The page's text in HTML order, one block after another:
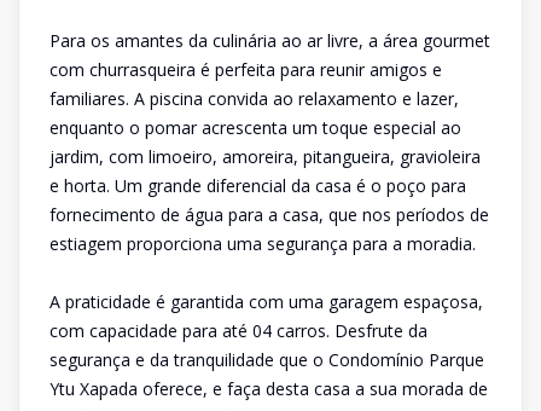
Para os amantes da culinária ao ar livre, a área gourmet
com churrasqueira é perfeita para reunir amigos e
familiares. A piscina convida ao relaxamento e lazer,
enquanto o pomar acrescenta um toque especial ao
jardim, com limoeiro, amoreira, pitangueira, gravioleira
e horta. Um grande diferencial da casa é o poço para
fornecimento de água para a casa, que nos períodos de
estiagem proporciona uma segurança para a moradia.
A praticidade é garantida com uma garagem espaçosa,
com capacidade para até 04 carros. Desfrute da
segurança e da tranquilidade que o Condomínio Parque
Ytu Xapada oferece, e faça desta casa a sua morada de